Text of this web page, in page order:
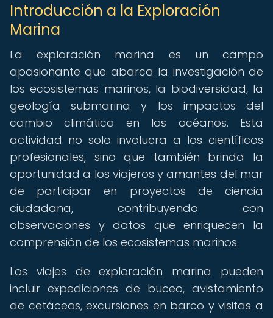
Introducción a la Exploración
Marina
La exploración marina es un campo
apasionante que abarca la investigación de
los ecosistemas marinos, la biodiversidad, la
geología submarina y los impactos del
cambio climático en los océanos. Esta
actividad no solo involucra a los científicos
profesionales, sino que también brinda la
oportunidad a los viajeros y amantes del mar
de participar en proyectos de ciencia
ciudadana, contribuyendo con
observaciones y datos que enriquecen la
comprensión de los ecosistemas marinos.
Los viajes de exploración marina pueden
incluir expediciones de buceo, avistamiento
de cetáceos, excursiones en barco y visitas a